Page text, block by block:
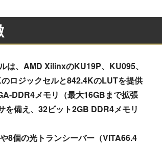
、AMD XilinxのKU19P、KU095、
ロジックセルと842.4KのLUTを提供
DDR4メモリ（最大16GBまで拡張
備え、32ビット2GB DDR4メモリ
8個の光トランシーバー（VITA66.4